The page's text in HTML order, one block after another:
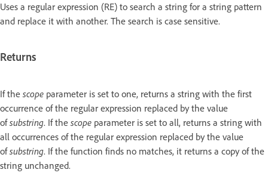
Uses a regular expression (RE) to search a string for a string pattern
and replace it with another. The search is case sensitive.
Returns
If the scope parameter is set to one, returns a string with the first
occurrence of the regular expression replaced by the value
ofsubstring. If the scope parameter is set to all, returns a string with
all occurrences of the regular expression replaced by the value
ofsubstring. If the function finds no matches, it returns a copy of the
string unchanged.